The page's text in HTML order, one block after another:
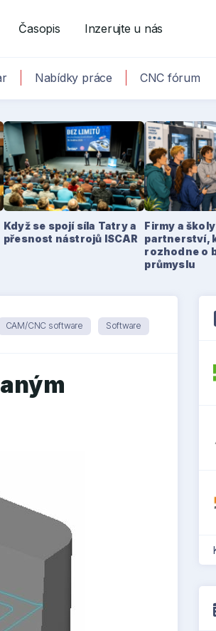
Časopis Inzerujte u nás
Nabídky práce CNC fórum
Když se spojí síla Tatry a
přesnost nástrojů ISCAR
Firmy a
partnerství,
rozhodne o
průmyslu
CAM/CNC software Software